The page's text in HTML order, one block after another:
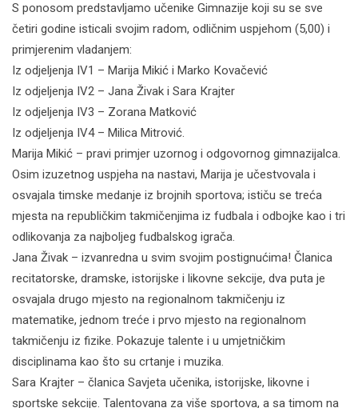
S ponosom predstavljamo učenike Gimnazije koji su se sve
četiri godine isticali svojim radom, odličnim uspjehom (5,00) i
primjerenim vladanjem:
Iz odjeljenja IV1 – Marija Mikić i Marko Кovačević
Iz odjeljenja IV2 – Jana Živak i Sara Кrajter
Iz odjeljenja IV3 – Zorana Matković
Iz odjeljenja IV4 – Milica Mitrović.
Marija Mikić – pravi primjer uzornog i odgovornog gimnazijalca.
Osim izuzetnog uspjeha na nastavi, Marija je učestvovala i
osvajala timske medanje iz brojnih sportova; ističu se treća
mjesta na republičkim takmičenjima iz fudbala i odbojke kao i tri
odlikovanja za najboljeg fudbalskog igrača.
Jana Živak – izvanredna u svim svojim postignućima! Članica
recitatorske, dramske, istorijske i likovne sekcije, dva puta je
osvajala drugo mjesto na regionalnom takmičenju iz
matematike, jednom treće i prvo mjesto na regionalnom
takmičenju iz fizike. Pokazuje talente i u umjetničkim
disciplinama kao što su crtanje i muzika.
Sara Кrajter – članica Savjeta učenika, istorijske, likovne i
sportske sekcije. Talentovana za više sportova, a sa timom na